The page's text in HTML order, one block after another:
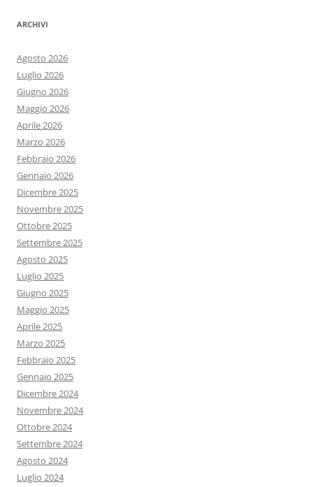
ARCHIVI
Agosto 2026
Luglio 2026
Giugno 2026
Maggio 2026
Aprile 2026
Marzo 2026
Febbraio 2026
Gennaio 2026
Dicembre 2025
Novembre 2025
Ottobre 2025
Settembre 2025
Agosto 2025
Luglio 2025
Giugno 2025
Maggio 2025
Aprile 2025
Marzo 2025
Febbraio 2025
Gennaio 2025
Dicembre 2024
Novembre 2024
Ottobre 2024
Settembre 2024
Agosto 2024
Luglio 2024